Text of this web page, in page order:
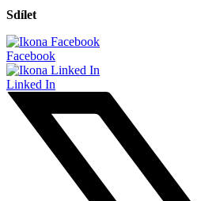
Sdílet
Facebook
Linked In